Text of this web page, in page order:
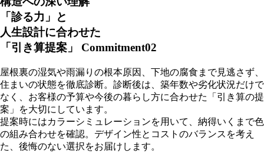
「診る力」と
人生設計に合わせた
「引き算提案」 Commitment02
屋根裏の湿気や雨漏りの根本原因、下地の腐食まで見逃さず、
住まいの状態を徹底診断。診断後は、築年数や劣化状況だけで
なく、お客様の予算や今後の暮らし方に合わせた「引き算の提
案」を大切にしています。
提案時にはカラーシミュレーションを用いて、納得いくまで色
の組み合わせを確認。デザイン性とコストのバランスを考え
た、後悔のない選択をお届けします。